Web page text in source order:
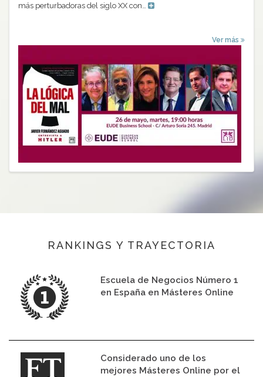
más perturbadoras del siglo XX con…
Ver más
RANKINGS Y TRAYECTORIA
Escuela de Negocios Número 1
en España en Másteres Online
Considerado uno de los
mejores Másteres Online por el